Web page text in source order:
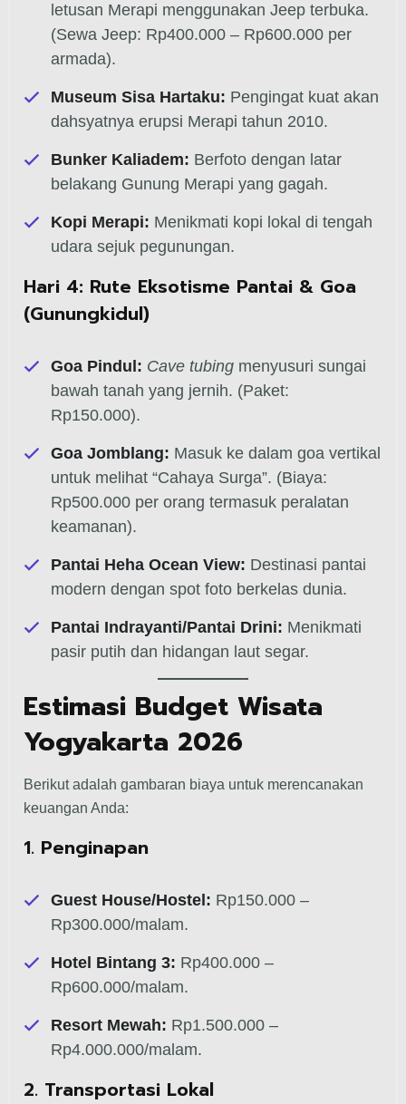
letusan Merapi menggunakan Jeep terbuka.
(Sewa Jeep: Rp400.000 – Rp600.000 per
armada).
Museum Sisa Hartaku: Pengingat kuat akan
dahsyatnya erupsi Merapi tahun 2010.
Bunker Kaliadem: Berfoto dengan latar
belakang Gunung Merapi yang gagah.
Kopi Merapi: Menikmati kopi lokal di tengah
udara sejuk pegunungan.
Hari 4: Rute Eksotisme Pantai & Goa
(Gunungkidul)
Goa Pindul: Cave tubing menyusuri sungai
bawah tanah yang jernih. (Paket:
Rp150.000).
Goa Jomblang: Masuk ke dalam goa vertikal
untuk melihat “Cahaya Surga”. (Biaya:
Rp500.000 per orang termasuk peralatan
keamanan).
Pantai Heha Ocean View: Destinasi pantai
modern dengan spot foto berkelas dunia.
Pantai Indrayanti/Pantai Drini: Menikmati
pasir putih dan hidangan laut segar.
Estimasi Budget Wisata
Yogyakarta 2026
Berikut adalah gambaran biaya untuk merencanakan
keuangan Anda:
1. Penginapan
Guest House/Hostel: Rp150.000 –
Rp300.000/malam.
Hotel Bintang 3: Rp400.000 –
Rp600.000/malam.
Resort Mewah: Rp1.500.000 –
Rp4.000.000/malam.
2. Transportasi Lokal